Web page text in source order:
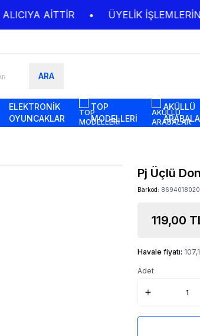
AİTTİR ÜYELİK
ARA
ELEKTRONİK
OYUNCAKLAR
TOP
MODELLERİ
AKÜLLÜ
Pj Üçlü
Barkod:
119,00
Havale fiyatı:
Adet